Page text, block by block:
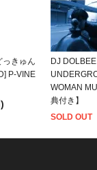
っきゅん
P-VINE
DJ
WOMAN
典付き】
SOLD OUT